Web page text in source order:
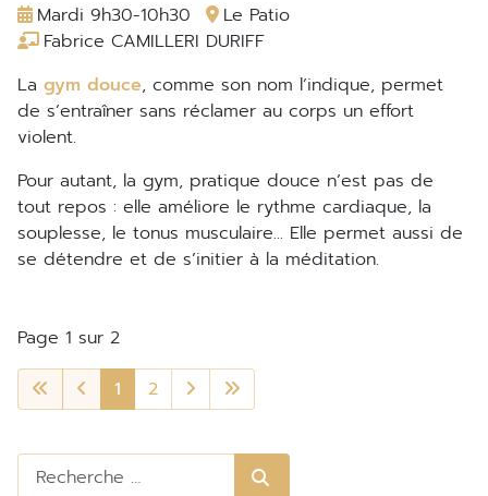
Mardi 9h30-10h30
Le Patio
Fabrice CAMILLERI DURIFF
La gym douce, comme son nom l’indique, permet
de s’entraîner sans réclamer au corps un effort
violent.
Pour autant, la gym, pratique douce n’est pas de
tout repos : elle améliore le rythme cardiaque, la
souplesse, le tonus musculaire... Elle permet aussi de
se détendre et de s’initier à la méditation.
Page 1 sur 2
1
2
Rechercher